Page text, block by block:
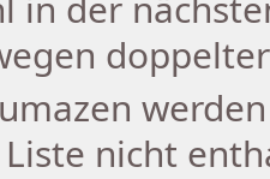
nicht